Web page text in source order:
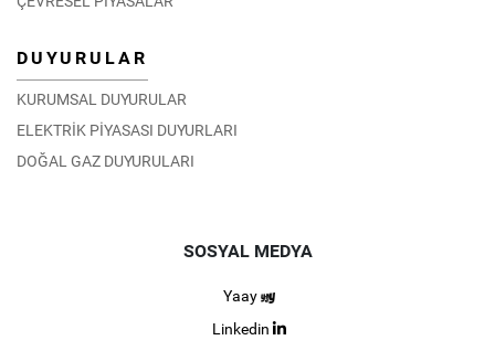
DUYURULAR
KURUMSAL DUYURULAR
ELEKTRİK PİYASASI DUYURLARI
DOĞAL GAZ DUYURULARI
SOSYAL MEDYA
Yaay
Linkedin